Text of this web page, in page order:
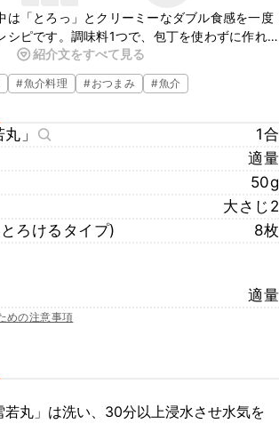
は「とろっ」とクリーミーなダブル食感を一度
シピです。調味料1つで、包丁を使わずに作れ
形のお米「雪若丸」を使うからこそ、材料が少
るおにぎりに仕上がりますよ。ぜひお試しくだ
紹介文をすべて見る
#魚介料理 #おつまみ #魚介
」
1合
適量
50g
大さじ2
ろけるタイプ)
8枚
適量
めの注意事項
若丸」は洗い、30分以上浸水させ水気を